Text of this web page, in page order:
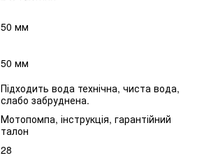
50 мм
50 мм
Підходить вода технічна, чиста вода,
слабо забруднена.
Мотопомпа, інструкція, гарантійний
талон
28